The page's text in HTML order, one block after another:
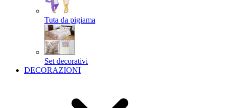
Tuta da pigiama
Set decorativi
DECORAZIONI